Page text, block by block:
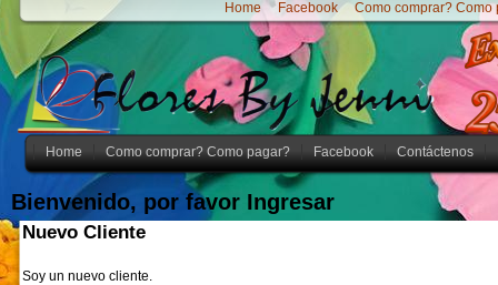
Home Facebook Como comprar? Como
Home Como comprar? Como pagar? Facebook Contáctenos
Bienvenido, por favor Ingresar
Nuevo Cliente
Soy un nuevo cliente.